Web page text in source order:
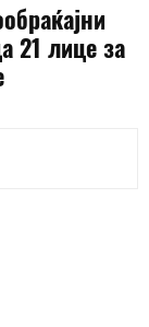
21 лицe за